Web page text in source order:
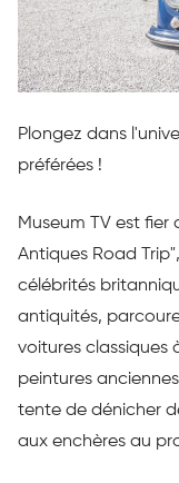
Plongez dans
préférées !
Museum TV est
Antiques Road
célébrités
antiquités,
voitures classiques
peintures
tente de dénicher
aux enchères au